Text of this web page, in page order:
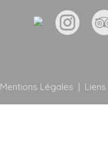
Mentions Légales | Liens